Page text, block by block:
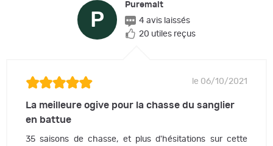
P
Puremalt
4 avis laissés
20 utiles reçus
le 06/10/2021
La meilleure ogive pour la chasse du sanglier
en battue
35 saisons de chasse, et plus d'hésitations sur cette